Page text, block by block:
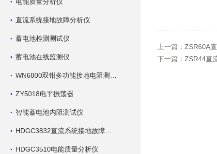
直流系统接地故障分析仪
蓄电池检测测试仪
蓄电池在线监测仪
ZY5018电平振荡器
智能蓄电池内阻测试仪
HDGC3510电能质量分析仪
上一篇： ZSR60A
下一篇： ZSR44直